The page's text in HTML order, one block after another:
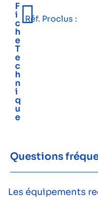
F
i
c
h
e
T
e
c
h
n
i
q
u
e
Réf. Proclus :
Questions
Les équipements